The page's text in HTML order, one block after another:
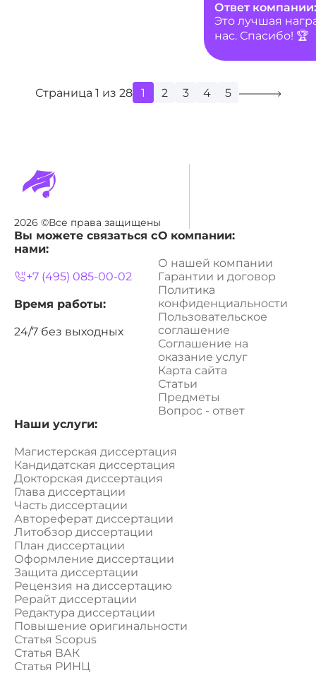
Ответ компании:
Это лучшая
нас. Спасибо! 🏆
Страница 1 из 28 1 2 3 4 5
2026 ©Все права защищены
Вы можете связаться с
нами:
+7 (495) 085-00-02
Время работы:
24/7 без выходных
О компании:
О нашей компании
Гарантии и договор
Политика
конфиденциальности
Пользовательское
соглашение
Соглашение на
оказание услуг
Карта сайта
Статьи
Предметы
Вопрос - ответ
Наши услуги:
Магистерская диссертация
Кандидатская диссертация
Докторская диссертация
Глава диссертации
Часть диссертации
Автореферат диссертации
Литобзор диссертации
План диссертации
Оформление диссертации
Защита диссертации
Рецензия на диссертацию
Рерайт диссертации
Редактура диссертации
Повышение оригинальности
Статья Scopus
Статья ВАК
Статья РИНЦ